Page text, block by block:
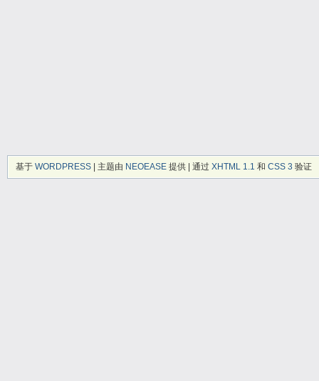
基于 WORDPRESS | 主题由 NEOEASE 提供 | 通过 XHTML 1.1 和 CSS 3 验证